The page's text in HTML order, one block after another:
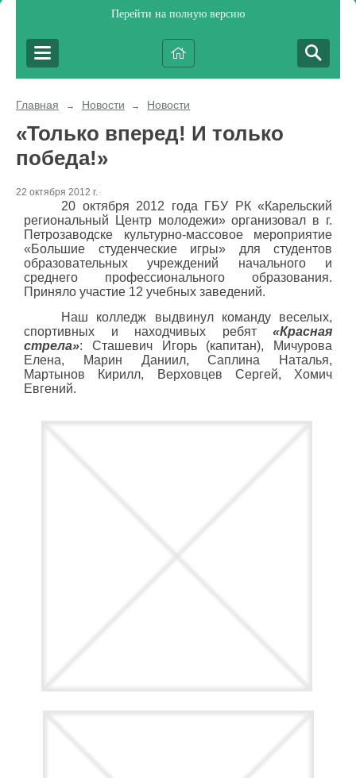
Перейти на полную версию
Главная → Новости → Новости
«Только вперед! И только
победа!»
22 октября 2012 г.
20 октября 2012 года ГБУ РК «Карельский
региональный Центр молодежи» организовал в г.
Петрозаводске культурно-массовое мероприятие
«Большие студенческие игры» для студентов
образовательных учреждений начального и
среднего профессионального образования.
Приняло участие 12 учебных заведений.
Наш колледж выдвинул команду веселых,
спортивных и находчивых ребят «Красная
стрела»: Сташевич Игорь (капитан), Мичурова
Елена, Марин Даниил, Саплина Наталья,
Мартынов Кирилл, Верховцев Сергей, Хомич
Евгений.